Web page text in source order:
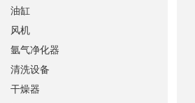
油缸
风机
氩气净化器
清洗设备
干燥器